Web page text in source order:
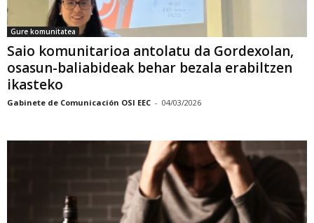
Gure komunitatea
Saio komunitarioa antolatu da Gordexolan,
osasun-baliabideak behar bezala erabiltzen
ikasteko
Gabinete de Comunicación OSI EEC - 04/03/2026